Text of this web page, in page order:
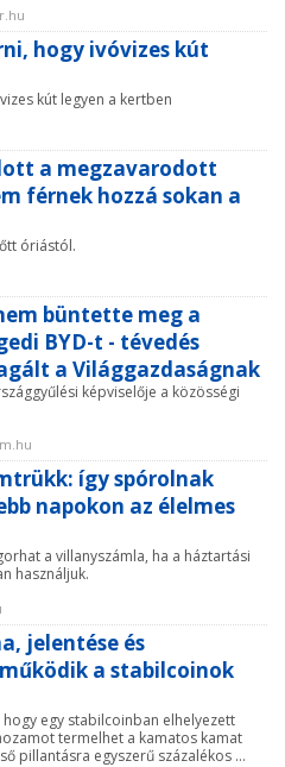
hogy ivóvizes kút
kút legyen a kertben
a megzavarodott
férnek hozzá sokan a
óriástól.
büntette meg a
BYD-t - tévedés
a Világgazdaságnak
képviselője a közösségi
így spórolnak
napokon az élelmes
a villanyszámla, ha a háztartási
használjuk.
jelentése és
a stabilcoinok
egy stabilcoinban elhelyezett
termelhet a kamatos kamat
pillantásra egyszerű százalékos ...